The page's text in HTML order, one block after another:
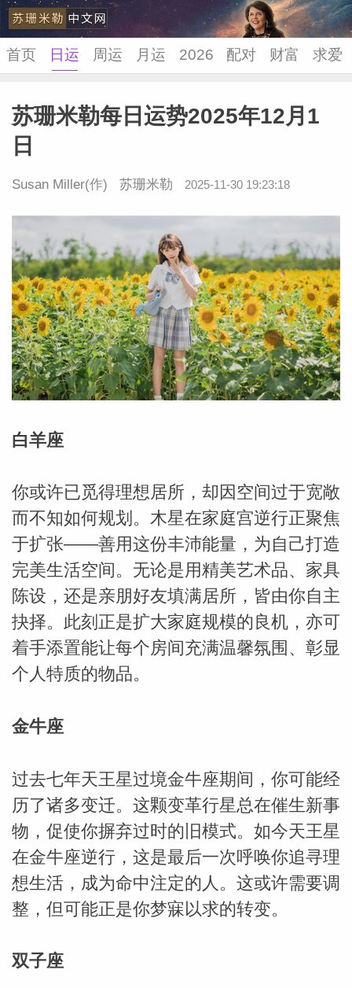
苏珊米
勒中文
网_苏珊
首页 日运 周运 月运 2026 配对 财富 求爱
苏珊米勒每日运势2025年12月1
日
Susan Miller(作) 苏珊米勒 2025-11-30 19:23:18
白羊座
你或许已觅得理想居所，却因空间过于宽敞
而不知如何规划。木星在家庭宫逆行正聚焦
于扩张——善用这份丰沛能量，为自己打造
完美生活空间。无论是用精美艺术品、家具
陈设，还是亲朋好友填满居所，皆由你自主
抉择。此刻正是扩大家庭规模的良机，亦可
着手添置能让每个房间充满温馨氛围、彰显
个人特质的物品。
金牛座
过去七年天王星过境金牛座期间，你可能经
历了诸多变迁。这颗变革行星总在催生新事
物，促使你摒弃过时的旧模式。如今天王星
在金牛座逆行，这是最后一次呼唤你追寻理
想生活，成为命中注定的人。这或许需要调
整，但可能正是你梦寐以求的转变。
双子座